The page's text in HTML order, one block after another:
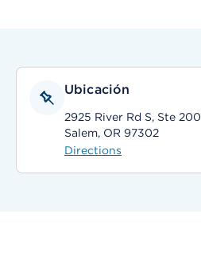
Ubicación
2925 River Rd S, Ste 200
Salem, OR 97302
Directions